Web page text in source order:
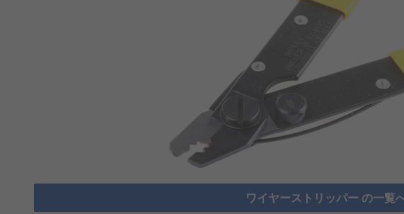
ワイヤーストリッパー の一覧